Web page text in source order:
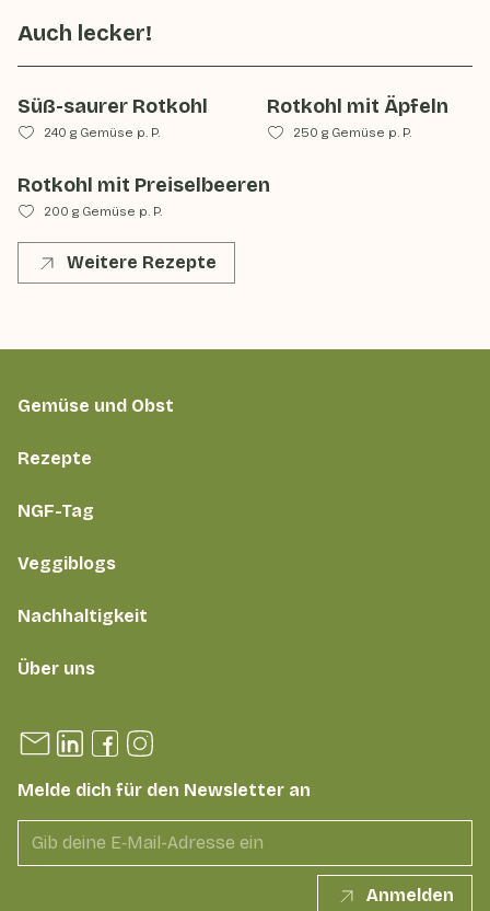
Auch lecker!
Süß-saurer Rotkohl
240 g Gemüse p. P.
Rotkohl mit Äpfeln
250 g Gemüse p. P.
Rotkohl mit Preiselbeeren
200 g Gemüse p. P.
Weitere Rezepte
Gemüse und Obst
Rezepte
NGF-Tag
Veggiblogs
Nachhaltigkeit
Über uns
Melde dich für den Newsletter an
Anmelden